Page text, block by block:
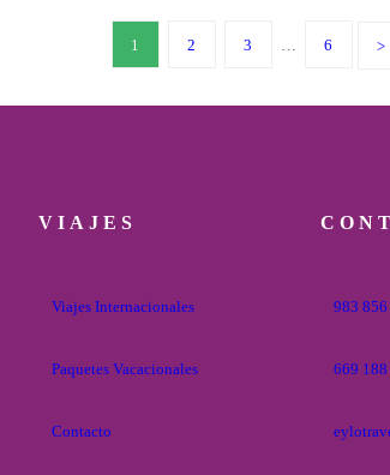
1 2 3 … 6
VIAJES
Viajes Internacionales
Paquetes Vacacionales
Contacto
983 856
669 188